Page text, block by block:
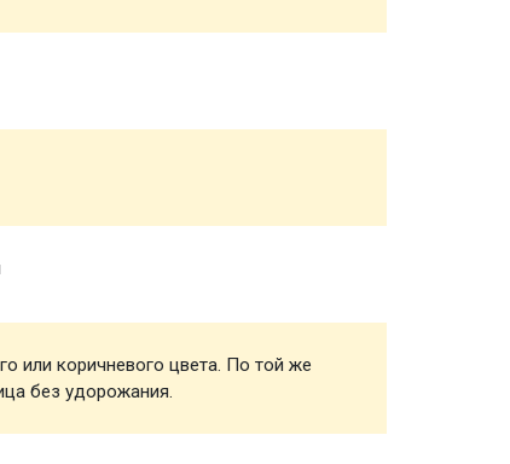
или коричневого цвета. По той же
без удорожания.